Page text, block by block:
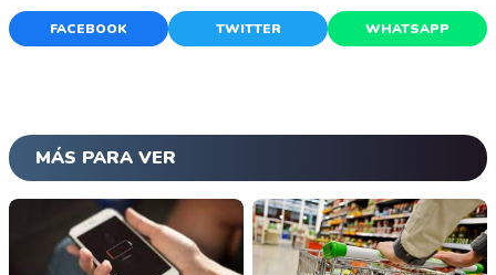
FACEBOOK TWITTER WHATSAPP
MÁS PARA VER